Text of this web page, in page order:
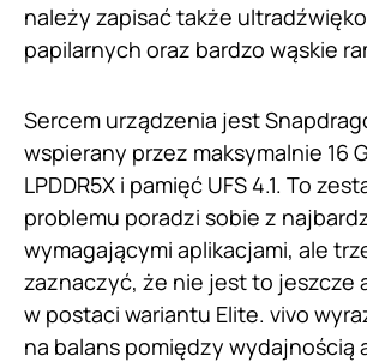
należy zapisać także
papilarnych oraz bardzo wąskie
Sercem urządzenia jest
wspierany przez maksymalnie 16
LPDDR5X i pamięć UFS 4.1. To
problemu poradzi sobie z
wymagającymi aplikacjami, ale
zaznaczyć, że nie jest to jeszcze
w postaci wariantu Elite. vivo
na balans pomiędzy wydajnością